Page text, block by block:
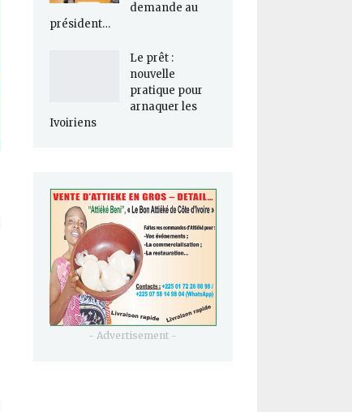
demande au
président…
Le prêt :
nouvelle
pratique pour
arnaquer les
Ivoiriens
- Advertisement -